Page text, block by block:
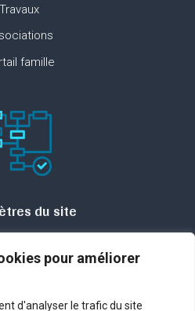
pour améliorer
d'analyser le trafic du site
Travaux
famille
du site